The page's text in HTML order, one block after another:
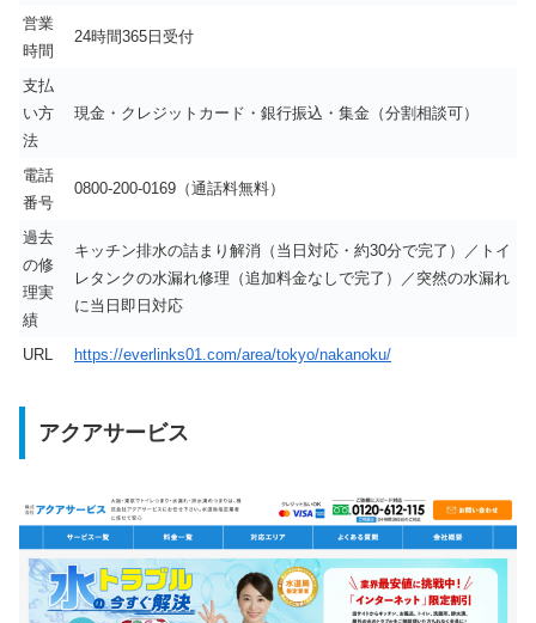
営業
時間
24時間365日受付
支払
い方
法
現金・クレジットカード・銀行振込・集金（分割相談可）
電話
番号
0800-200-0169（通話料無料）
過去
の修
理実
績
キッチン排水の詰まり解消（当日対応・約30分で完了）／トイ
レタンクの水漏れ修理（追加料金なしで完了）／突然の水漏れ
に当日即日対応
URL https://everlinks01.com/area/tokyo/nakanoku/
アクアサービス